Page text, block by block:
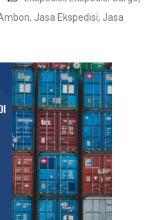
, Jasa Ekspedisi, Jasa